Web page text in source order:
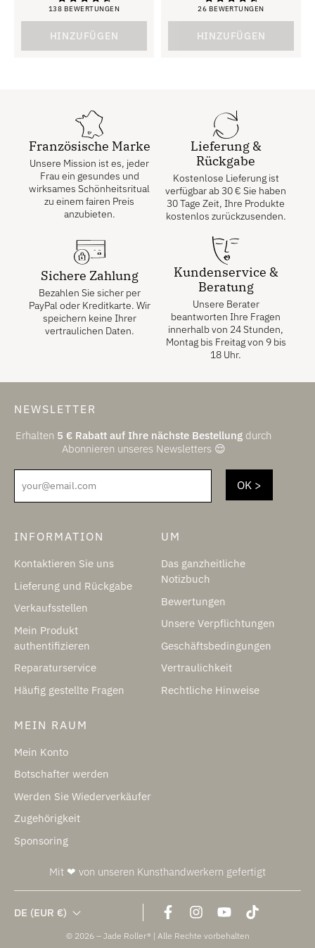
138 BEWERTUNGEN
Bewertung
HINZUFÜGEN
26 BEWERTUNGEN
Bewertung
HINZUFÜGEN
Französische Marke
Unsere Mission ist es, jeder
Frau ein gesundes und
wirksames Schönheitsritual
zu einem fairen Preis
anzubieten.
Lieferung &
Rückgabe
Kostenlose Lieferung ist
verfügbar ab 30 € Sie haben
30 Tage Zeit, Ihre Produkte
kostenlos zurückzusenden.
Sichere Zahlung
Bezahlen Sie sicher per
PayPal oder Kreditkarte. Wir
speichern keine Ihrer
vertraulichen Daten.
Kundenservice &
Beratung
Unsere Berater
beantworten Ihre Fragen
innerhalb von 24 Stunden,
Montag bis Freitag von 9 bis
18 Uhr.
NEWSLETTER
Erhalten 5 € Rabatt auf Ihre nächste Bestellung durch
Abonnieren unseres Newsletters 😌
your@email.com
INFORMATION
Kontaktieren Sie uns
Lieferung und Rückgabe
Verkaufsstellen
Mein Produkt
authentifizieren
Reparaturservice
Häufig gestellte Fragen
UM
Das ganzheitliche
Notizbuch
Bewertungen
Unsere Verpflichtungen
Geschäftsbedingungen
Vertraulichkeit
Rechtliche Hinweise
MEIN RAUM
Mein Konto
Botschafter werden
Werden Sie Wiederverkäufer
Zugehörigkeit
Sponsoring
DE (EUR €)
Mit ❤ von unseren Kunsthandwerkern gefertigt
© 2026 – Jade Roller® | Alle Rechte vorbehalten